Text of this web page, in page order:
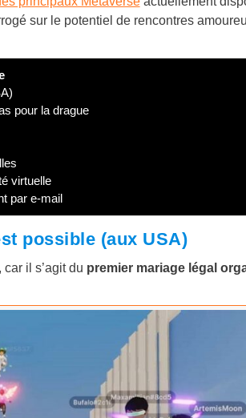
sur le potentiel de rencontres
pour la drague
virtuelle
par e-mail
possible (aux USA)
il s’agit du premier mariage légal